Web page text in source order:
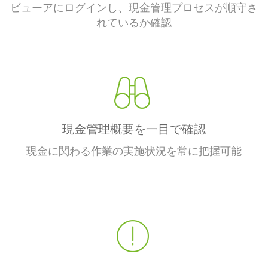
ビューアにログインし、現金管理プロセスが順守さ
れているか確認
現金管理概要を一目で確認
現金に関わる作業の実施状況を常に把握可能